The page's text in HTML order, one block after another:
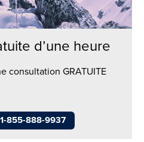
d’une heure
consultation GRATUITE
1-855-888-9937